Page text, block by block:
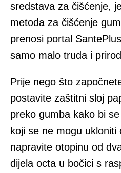
sredstava za čišćenje,
metoda za čišćenje
prenosi portal
samo malo truda i
Prije nego što
postavite zaštitni sloj
preko gumba kako bi
koji se ne mogu
napravite otopinu od
dijela octa u bočici s